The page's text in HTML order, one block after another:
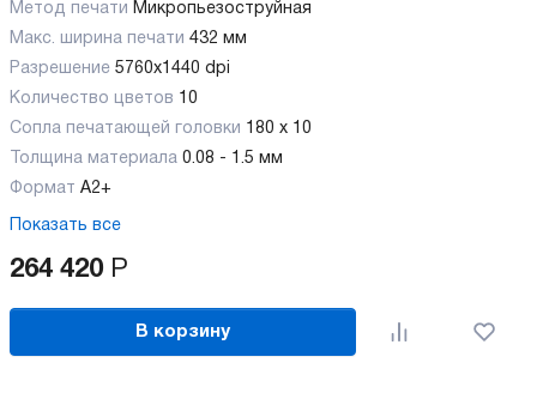
Метод печати Микропьезоструйная
Макс. ширина печати 432 мм
Разрешение 5760x1440 dpi
Количество цветов 10
Сопла печатающей головки 180 x 10
Толщина материала 0.08 - 1.5 мм
Формат А2+
Показать все
264 420 Р
В корзину